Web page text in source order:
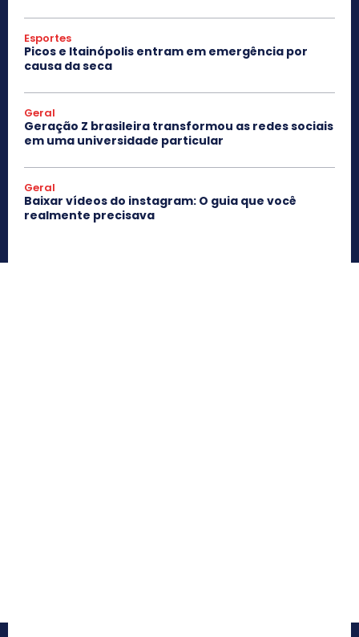
Esportes
Picos e Itainópolis entram em emergência por
causa da seca
Geral
Geração Z brasileira transformou as redes sociais
em uma universidade particular
Geral
Baixar vídeos do instagram: O guia que você
realmente precisava